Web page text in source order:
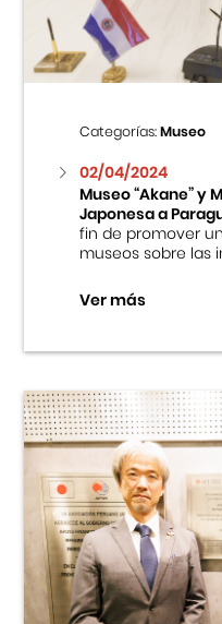
Categorías:Museo
02/04/2024
Museo “Akane” y
Japonesa a
fin de promover
museos sobre las
Ver más